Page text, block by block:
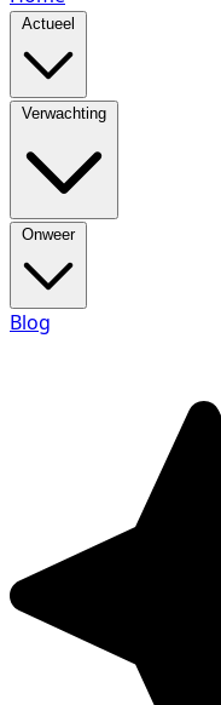
Actueel
Verwachting
Onweer
Blog